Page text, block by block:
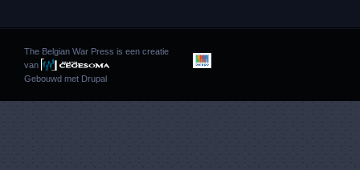
The Belgian War Press is een creatie
van
Gebouwd met Drupal